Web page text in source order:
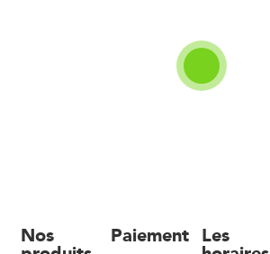
Nos Paiement Les